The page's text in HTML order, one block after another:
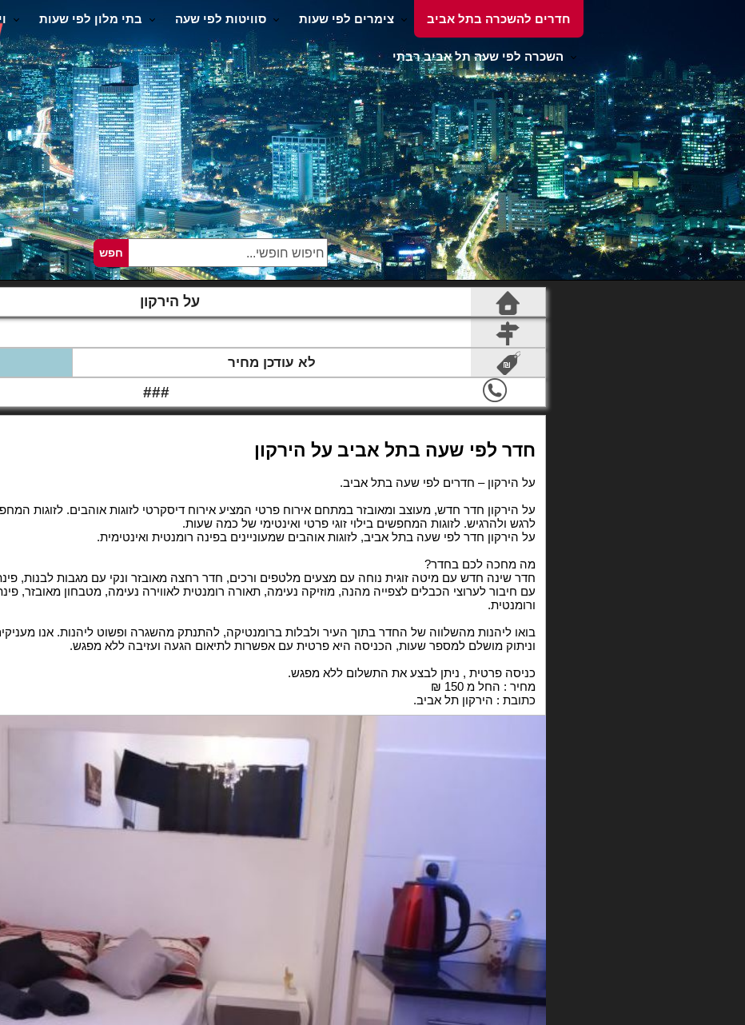
חדרים להשכרה בתל אביב צימרים לפי שעות סוויטות לפי שעה בתי מלון לפי שעות
השכרה לפי שעה תל אביב רבתי
על הירקון
לא עודכן מחיר
###
חדר לפי שעה בתל אביב על הירקון
על הירקון – חדרים לפי שעה בתל אביב.
על הירקון חדר חדש, מעוצב ומאובזר במתחם אירוח פרטי המציע אירוח דיסקרטי לזוגות אוהבים. לזוגות
לרגש ולהרגיש. לזוגות המחפשים בילוי זוגי פרטי ואינטימי של כמה שעות.
על הירקון חדר לפי שעה בתל אביב, לזוגות אוהבים שמעוניינים בפינה רומנטית ואינטימית.
מה מחכה לכם בחדר?
חדר שינה חדש עם מיטה זוגית נוחה עם מצעים מלטפים ורכים, חדר רחצה מאובזר ונקי עם מגבות לבנות,
עם חיבור לערוצי הכבלים לצפייה מהנה, מוזיקה נעימה, תאורה רומנטית לאווירה נעימה, מטבחון מאובזר,
ורומנטית.
בואו ליהנות מהשלווה של החדר בתוך העיר ולבלות ברומנטיקה, להתנתק מהשגרה ופשוט ליהנות. אנו
וניתוק מושלם למספר שעות, הכניסה היא פרטית עם אפשרות לתיאום הגעה ועזיבה ללא מפגש.
כניסה פרטית , ניתן לבצע את התשלום ללא מפגש.
מחיר : החל מ 150 ₪
כתובת : הירקון תל אביב.